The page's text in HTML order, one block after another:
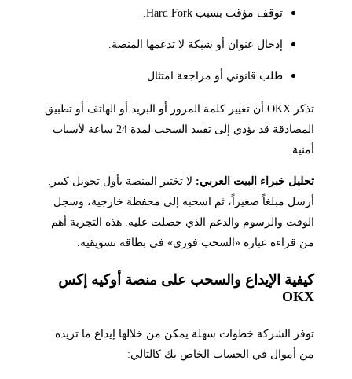
توقف مؤقت بسبب Hard Fork.
إدخال عنوان أو شبكة لا تدعمها المنصة.
طلب قانوني أو مراجعة امتثال.
تذكر OKX أن تغيير كلمة المرور أو البريد أو الهاتف أو تطبيق
المصادقة قد يؤدي إلى تقييد السحب لمدة 24 ساعة لأسباب
أمنية.
تحليل خبراء البيت العربي: لا تختبر المنصة بأول تحويل كبير.
أرسل مبلغاً صغيراً، ثم اسحبه إلى محفظة خارجية، وسجل
الوقت والرسوم والدعم الذي حصلت عليه. هذه التجربة أهم
من قراءة عبارة «السحب فوري» في بطاقة تسويقية.
كيفية الإيداع والسحب على منصة أوكيه إكس
OKX
توفر الشركة خطوات سهلة يمكن من خلالها إيداع ما تريده
من أموال في الحساب الخاص بك كالتالي: